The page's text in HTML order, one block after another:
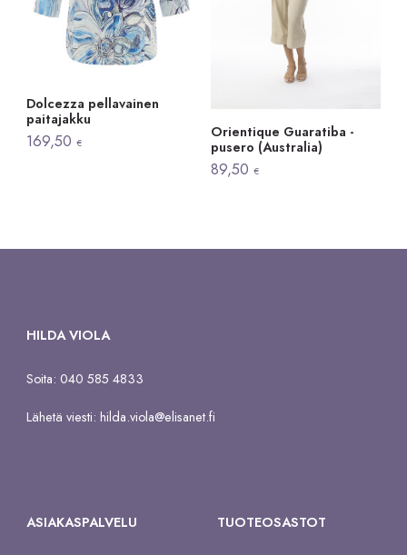
Dolcezza pellavainen
paitajakku
169,50€
Orientique Guaratiba -
pusero (Australia)
89,50 €
HILDA VIOLA
Soita: 040 585 4833
Lähetä viesti:hilda.viola@elisanet.fi
ASIAKASPALVELU TUOTEOSASTOT